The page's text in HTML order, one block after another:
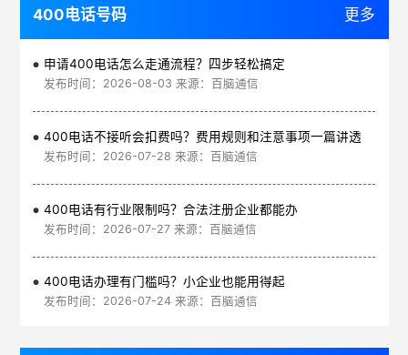
400电话号码 更多
申请400电话怎么走通流程？四步轻松搞定
发布时间：2026-08-03 来源：百脑通信
400电话不接听会扣费吗？费用规则和注意事项一篇讲透
发布时间：2026-07-28 来源：百脑通信
400电话有行业限制吗？合法注册企业都能办
发布时间：2026-07-27 来源：百脑通信
400电话办理有门槛吗？小企业也能用得起
发布时间：2026-07-24 来源：百脑通信